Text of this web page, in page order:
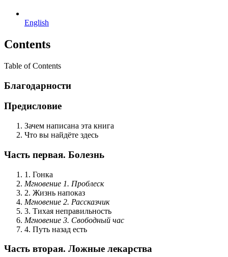
English
Contents
Table of Contents
Благодарности
Предисловие
Зачем написана эта книга
Что вы найдёте здесь
Часть первая. Болезнь
1. Гонка
Мгновение 1. Проблеск
2. Жизнь напоказ
Мгновение 2. Рассказчик
3. Тихая неправильность
Мгновение 3. Свободный час
4. Путь назад есть
Часть вторая. Ложные лекарства